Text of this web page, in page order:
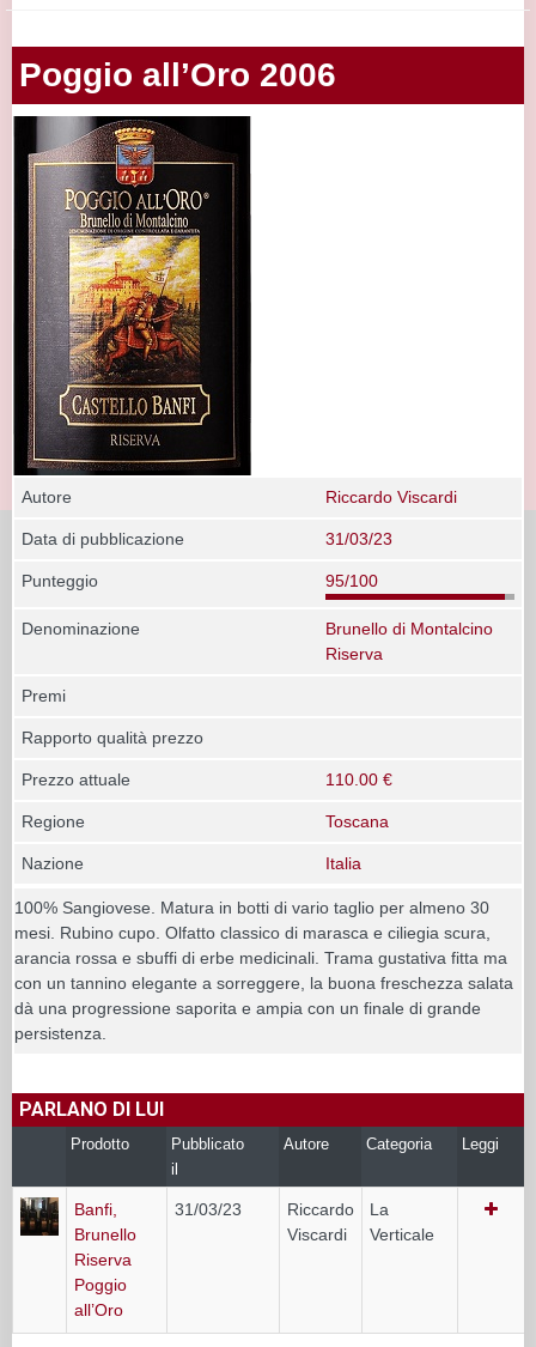
Poggio all’Oro 2006
Autore Riccardo Viscardi
Data di pubblicazione 31/03/23
Punteggio 95/100
Denominazione
Brunello di Montalcino
Riserva
Premi
Rapporto qualità prezzo
Prezzo attuale 110.00 €
Regione Toscana
Nazione Italia
100% Sangiovese. Matura in botti di vario taglio per almeno 30
mesi. Rubino cupo. Olfatto classico di marasca e ciliegia scura,
arancia rossa e sbuffi di erbe medicinali. Trama gustativa fitta ma
con un tannino elegante a sorreggere, la buona freschezza salata
dà una progressione saporita e ampia con un finale di grande
persistenza.
PARLANO DI LUI
Prodotto
Pubblicato
il
Autore Categoria Leggi
Banfi,
Brunello
Riserva
Poggio
all’Oro
31/03/23
Riccardo
Viscardi
La
Verticale